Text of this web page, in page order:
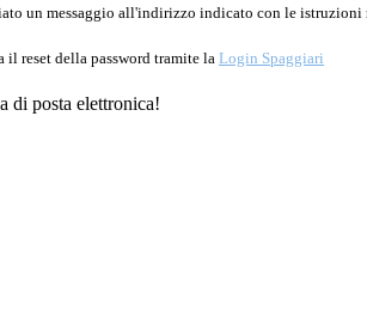
un messaggio all'indirizzo indicato con le istruzioni
il reset della password tramite la Login Spaggiari
di posta elettronica!